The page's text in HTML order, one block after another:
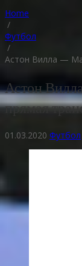
Home
/
Футбол
/
Астон Вилла —
Астон
прямая
01.03.2020 Футбол